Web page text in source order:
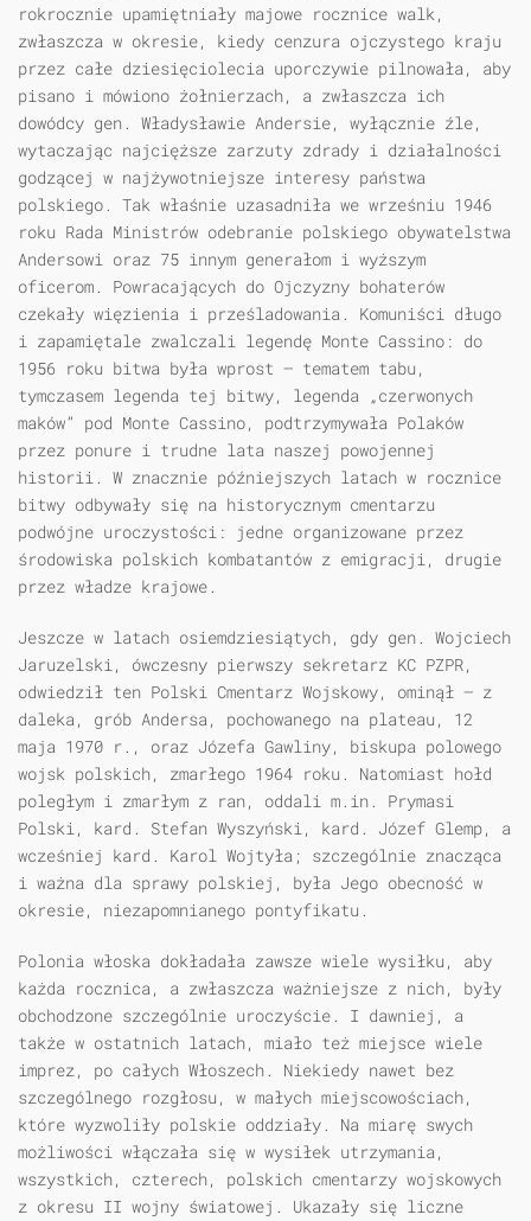
rokrocznie upamiętniały majowe rocznice walk,
zwłaszcza w okresie, kiedy cenzura ojczystego kraju
przez całe dziesięciolecia uporczywie pilnowała, aby
pisano i mówiono żołnierzach, a zwłaszcza ich
dowódcy gen. Władysławie Andersie, wyłącznie źle,
wytaczając najcięższe zarzuty zdrady i działalności
godzącej w najży­wotniejsze interesy państwa
polskiego. Tak właśnie uzasadniła we wrześniu 1946
roku Rada Ministrów odebranie polskiego obywatelstwa
Andersowi oraz 75 innym generałom i wyższym
oficerom. Powracających do Ojczyzny bohaterów
czekały więzienia i prześladowania. Komuniści długo
i zapamiętale zwalczali legendę Monte Cassino: do
1956 roku bitwa była wprost — tematem tabu,
tymczasem legenda tej bitwy, legenda „czerwonych
maków” pod Monte Cassino, podtrzymywała Polaków
przez ponure i trudne lata naszej powojennej
historii. W znacznie późniejszych latach w rocznice
bitwy odbywały się na historycznym cmentarzu
podwójne uroczystości: jedne organizowane przez
środowiska polskich kombatantów z emigracji, drugie
przez władze krajowe.
Jeszcze w latach osiemdziesiątych, gdy gen. Wojciech
Jaruzelski, ówczesny pierwszy sekretarz KC PZPR,
odwiedził ten Polski Cmentarz Wojskowy, ominął — z
daleka, grób Andersa, pochowanego na plateau, 12
maja 1970 r., oraz Józefa Gawliny, biskupa polowego
wojsk polskich, zmarłego 1964 roku. Natomiast hołd
poległym i zmarłym z ran, oddali m.in. Prymasi
Polski, kard. Stefan Wyszyński, kard. Józef Glemp, a
wcześniej kard. Karol Wojtyła; szczególnie znacząca
i ważna dla sprawy polskiej, była Jego obecność w
okresie, niezapomnianego pontyfikatu.
Polonia włoska dokładała zawsze wiele wysiłku, aby
każda rocznica, a zwłaszcza ważniejsze z nich, były
obchodzone szczególnie uroczyście. I dawniej, a
także w ostatnich latach, miało też miejsce wiele
imprez, po całych Włoszech. Niekiedy nawet bez
szczególnego rozgłosu, w małych miejscowościach,
które wyzwoliły polskie oddziały. Na miarę swych
możliwości włączała się w wysiłek utrzymania,
wszystkich, czterech, polskich cmentarzy wojskowych
z okresu II wojny światowej. Ukazały się liczne